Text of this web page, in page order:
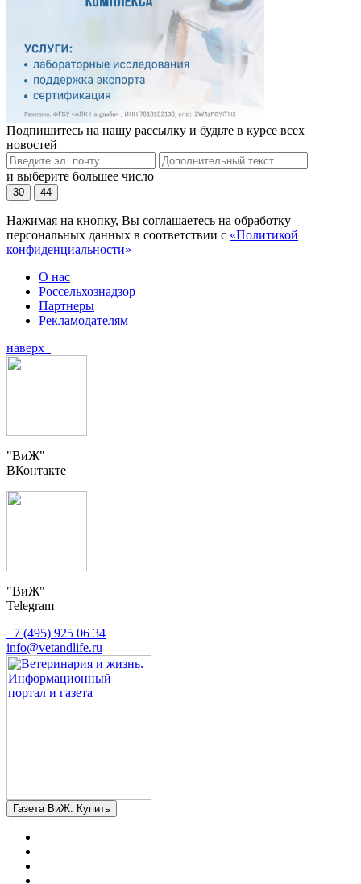
Подпишитесь на нашу рассылку и будьте в курсе всех
новостей
и выберите большее число
30 44
Нажимая на кнопку, Вы соглашаетесь на обработку
персональных данных в соответствии с «Политикой
конфиденциальности»
О нас
Россельхознадзор
Партнеры
Рекламодателям
наверх
"ВиЖ"
ВКонтакте
"ВиЖ"
Telegram
+7 (495) 925 06 34
info@vetandlife.ru
Газета ВиЖ. Купить